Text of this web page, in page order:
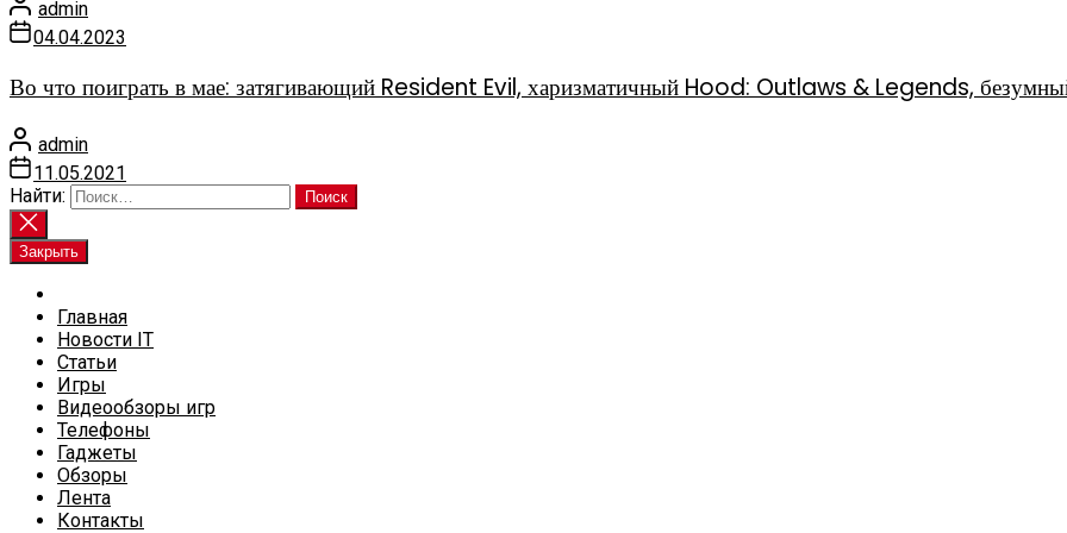
admin
04.04.2023
Во что поиграть в мае: затягивающий Resident Evil, харизматичный Hood: Outlaws & Legends,
admin
11.05.2021
Найти:
Закрыть
Главная
Новости IT
Статьи
Игры
Видеообзоры игр
Телефоны
Гаджеты
Обзоры
Лента
Контакты